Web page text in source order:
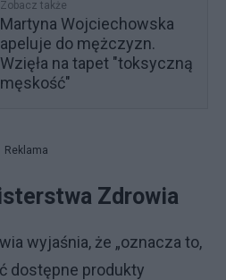
Zobacz także
Martyna Wojciechowska
apeluje do mężczyzn.
Wzięła na tapet "toksyczną
męskość"
Reklama
Zdrowia
wyjaśnia, że „oznacza to,
dostępne produkty